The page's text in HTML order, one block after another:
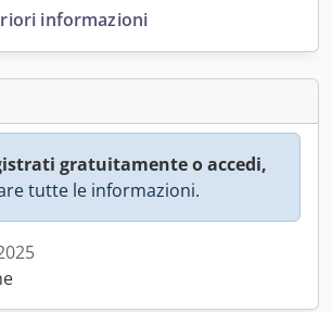
informazioni
gratuitamente o accedi,
tutte le informazioni.